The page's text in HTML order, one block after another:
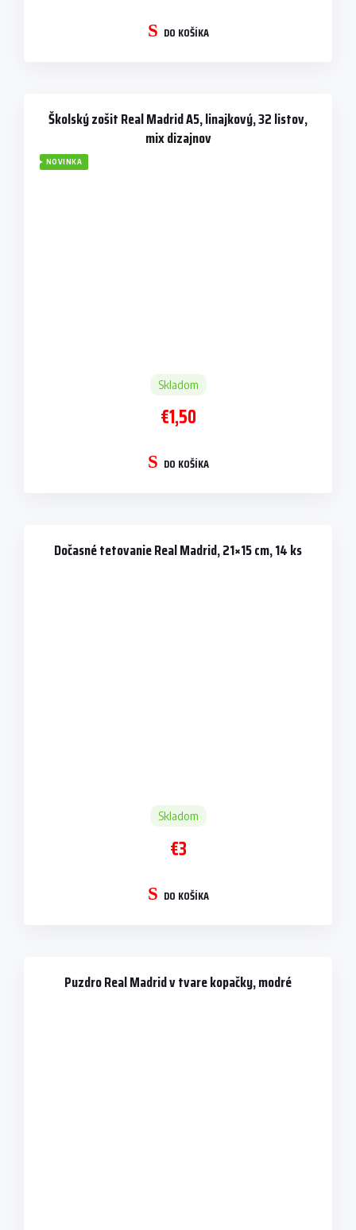
DO KOŠÍKA
Školský zošit Real Madrid A5, linajkový, 32 listov,
mix dizajnov
NOVINKA
Skladom
€1,50
DO KOŠÍKA
Dočasné tetovanie Real Madrid, 21×15 cm, 14 ks
Skladom
€3
DO KOŠÍKA
Puzdro Real Madrid v tvare kopačky, modré